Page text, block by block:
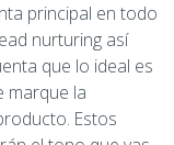
principal en todo
nurturing así
que lo ideal es
marque la
Estos